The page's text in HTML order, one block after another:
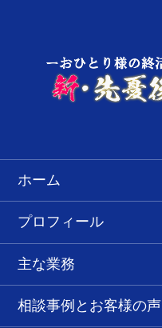
ホーム
プロフィール
主な業務
相談事例とお客様の声